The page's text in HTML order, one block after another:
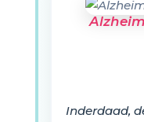
Inderdaad,